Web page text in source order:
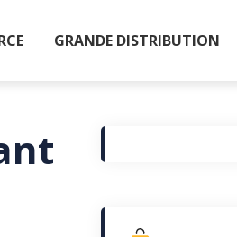
GRANDE DISTRIBUTION